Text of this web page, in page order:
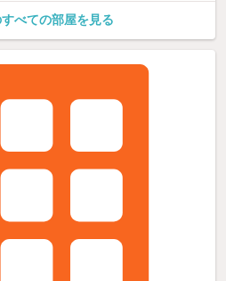
べての部屋を見る